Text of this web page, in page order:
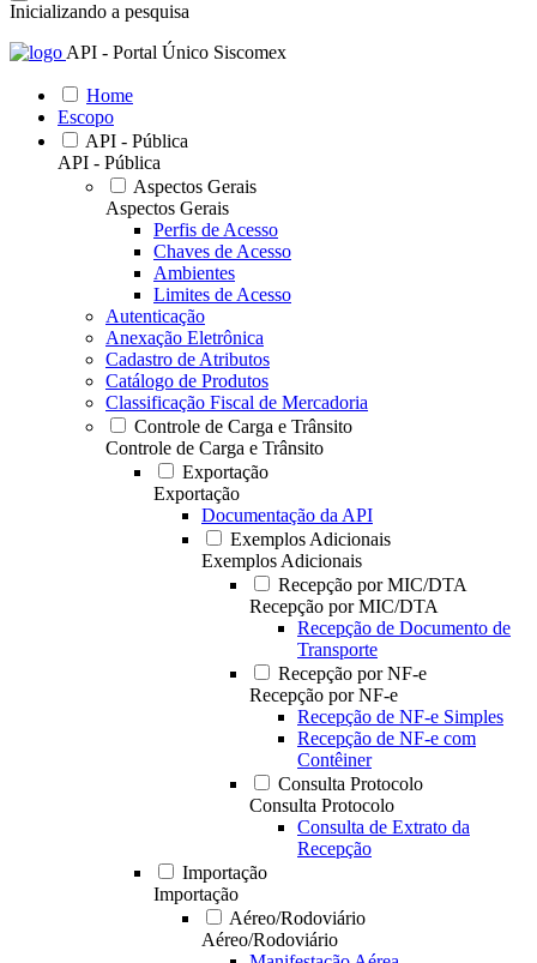
Inicializando a pesquisa
API - Portal Único Siscomex
Home
Escopo
API - Pública
API - Pública
Aspectos Gerais
Aspectos Gerais
Perfis de Acesso
Chaves de Acesso
Ambientes
Limites de Acesso
Autenticação
Anexação Eletrônica
Cadastro de Atributos
Catálogo de Produtos
Classificação Fiscal de Mercadoria
Controle de Carga e Trânsito
Controle de Carga e Trânsito
Exportação
Exportação
Documentação da API
Exemplos Adicionais
Exemplos Adicionais
Recepção por MIC/DTA
Recepção por MIC/DTA
Recepção de Documento de
Transporte
Recepção por NF-e
Recepção por NF-e
Recepção de NF-e Simples
Recepção de NF-e com
Contêiner
Consulta Protocolo
Consulta Protocolo
Consulta de Extrato da
Recepção
Importação
Importação
Aéreo/Rodoviário
Aéreo/Rodoviário